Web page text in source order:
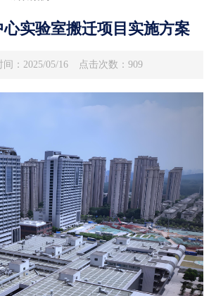
实验室搬迁项目实施方案
间：2025/05/16 点击次数：909